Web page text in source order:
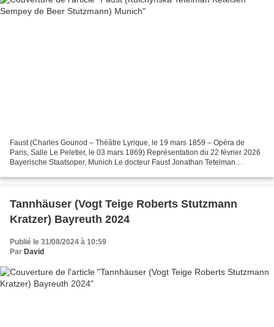
Faust (Charles Gounod – Théâtre Lyrique, le 19 mars 1859 – Opéra de
Paris, Salle Le Peletier, le 03 mars 1869) Représentation du 22 février 2026
Bayerische Staatsoper, Munich Le docteur Faust Jonathan Tetelman
Tannhäuser (Vogt Teige Roberts Stutzmann
Kratzer) Bayreuth 2024
Publié le 31/08/2024 à 10:59
Par David